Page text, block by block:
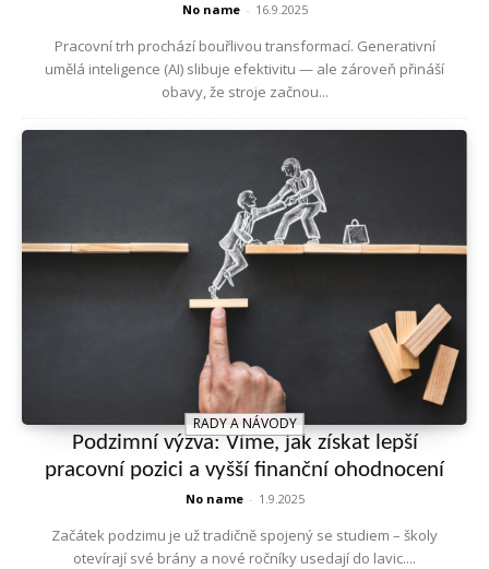
No name - 16.9.2025
Pracovní trh prochází bouřlivou transformací. Generativní
umělá inteligence (AI) slibuje efektivitu — ale zároveň přináší
obavy, že stroje začnou...
RADY A NÁVODY
Podzimní výzva: Víme, jak získat lepší
pracovní pozici a vyšší finanční ohodnocení
No name - 1.9.2025
Začátek podzimu je už tradičně spojený se studiem – školy
otevírají své brány a nové ročníky usedají do lavic....